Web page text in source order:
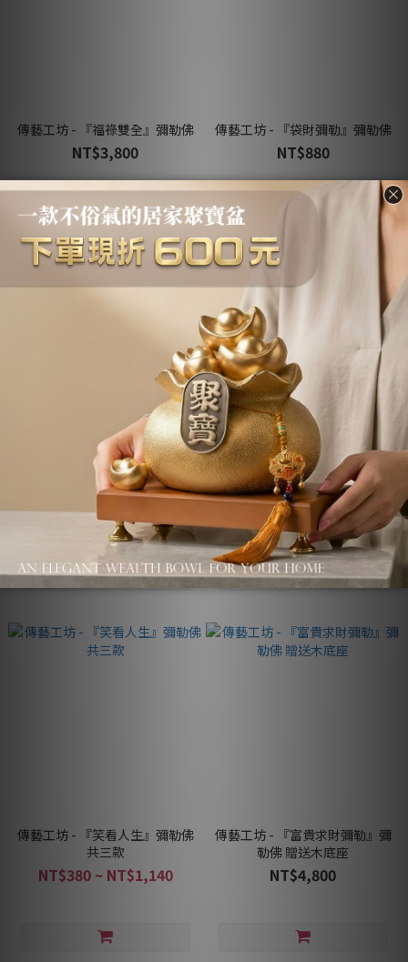
傳藝工坊 - 『福祿雙全』彌勒佛
NT$3,800
傳藝工坊 - 『袋財彌勒』彌勒佛
NT$880
傳藝工坊 - 『禮貌小沙彌』彌勒
佛 三尊一套
NT$880
傳藝工坊 - 『財源滾滾 財福雙
收』彌勒佛 富貴紅釉
NT$880 ~ NT$1,760
傳藝工坊 - 『笑看人生』彌勒佛
共三款
NT$380 ~ NT$1,140
傳藝工坊 - 『富貴求財彌勒』彌
勒佛 贈送木底座
NT$4,800